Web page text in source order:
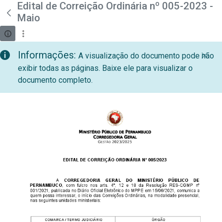
Pular para o Conteúdo principal
teste descricao
Edital de Correição Ordinária nº 005-2023 -
Maio
Informações: A visualização do documento pode não
exibir todas as páginas. Baixe ele para visualizar o
documento completo.